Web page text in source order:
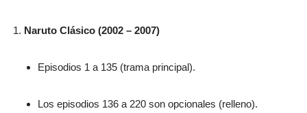
Naruto Clásico (2002 – 2007)
Episodios 1 a 135 (trama principal).
Los episodios 136 a 220 son opcionales (relleno).